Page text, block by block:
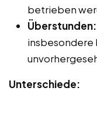
betrieben
Überstunden:
insbesondere
Unterschiede: